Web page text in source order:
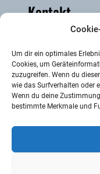
Um dir ein optimales
Cookies, um
zuzugreifen. Wenn du
wie das Surfverhalten oder
Wenn du deine
bestimmte Merkmale und
Kontakt